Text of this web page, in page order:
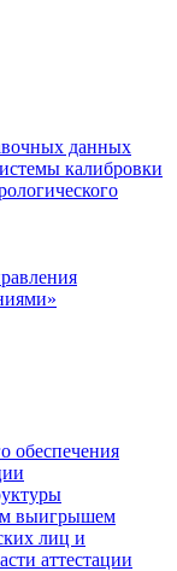
данных
калибровки
обеспечения
выигрышем
лиц и
аттестации